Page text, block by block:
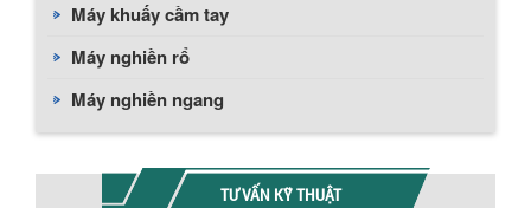
Máy khuấy cầm tay
Máy nghiền rổ
Máy nghiền ngang
TƯ VẤN KỸ THUẬT